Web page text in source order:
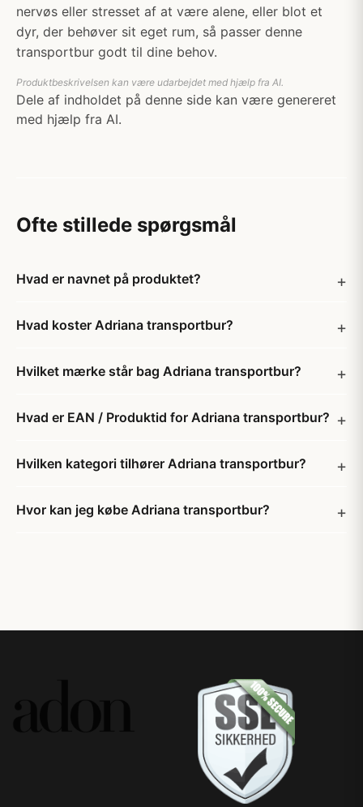
nervøs eller stresset af at være alene, eller blot et
dyr, der behøver sit eget rum, så passer denne
transportbur godt til dine behov.
Produktbeskrivelsen kan være udarbejdet med hjælp fra AI.
Dele af indholdet på denne side kan være genereret
med hjælp fra AI.
Ofte stillede spørgsmål
Hvad er navnet på produktet?
Hvad koster Adriana transportbur?
Hvilket mærke står bag Adriana transportbur?
Hvad er EAN / Produktid for Adriana transportbur?
Hvilken kategori tilhører Adriana transportbur?
Hvor kan jeg købe Adriana transportbur?